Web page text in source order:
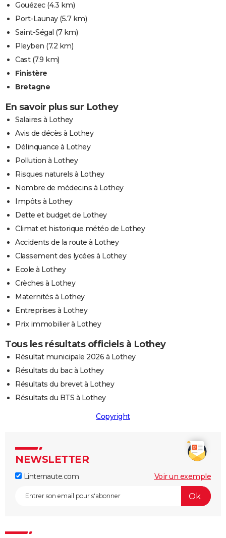
Gouézec(4.3 km)
Port-Launay(5.7 km)
Saint-Ségal (7 km)
Pleyben (7.2 km)
Cast(7.9 km)
Finistère
Bretagne
En savoir plus sur Lothey
Salaires à Lothey
Avis de décès à Lothey
Délinquance à Lothey
Pollution à Lothey
Risques naturels à Lothey
Nombre de médecins à Lothey
Impôts à Lothey
Dette et budget de Lothey
Climat et historique météo de Lothey
Accidents de la route à Lothey
Classement des lycées à Lothey
Ecole à Lothey
Crèches à Lothey
Maternités à Lothey
Entreprises à Lothey
Prix immobilier à Lothey
Tous les résultats officiels à Lothey
Résultat municipale 2026 à Lothey
Résultats du bac à Lothey
Résultats du brevet à Lothey
Résultats du BTS à Lothey
Copyright
NEWSLETTER
Linternaute.com Voir un exemple